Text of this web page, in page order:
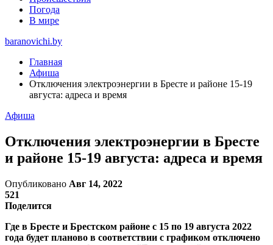
Погода
В мире
baranovichi.by
Главная
Афиша
Отключения электроэнергии в Бресте и районе 15-19
августа: адреса и время
Афиша
Отключения электроэнергии в Бресте
и районе 15-19 августа: адреса и время
Опубликовано Авг 14, 2022
521
Поделится
Где в Бресте и Брестском районе с 15 по 19 августа 2022
года будет планово в соответствии с графиком отключено